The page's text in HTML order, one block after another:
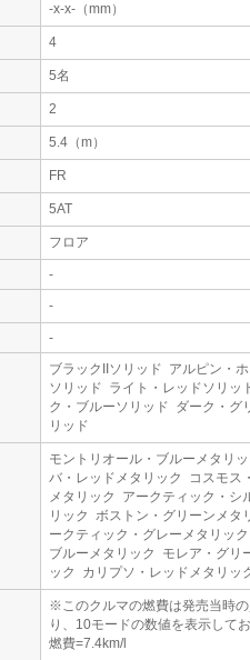
-x-x-（mm）
4
5名
2
5.4（m）
FR
5AT
フロア
-
-
-
ブラックIIソリッド アルピン・ホ
ソリッド ライト・レッドソリッ
ク・ブルーソリッド ダーク・グ
リッド
モントリオール・ブルーメタリ
バ・レッドメタリック コスモス
メタリック アークティック・シ
リック ボストン・グリーンメタ
ークティック・グレーメタリッ
ブルーメタリック モレア・グリ
ック カリプソ・レッドメタリッ
※このクルマの燃費は発売当時の
り、10モードの数値を表示してお
燃費=7.4km/l